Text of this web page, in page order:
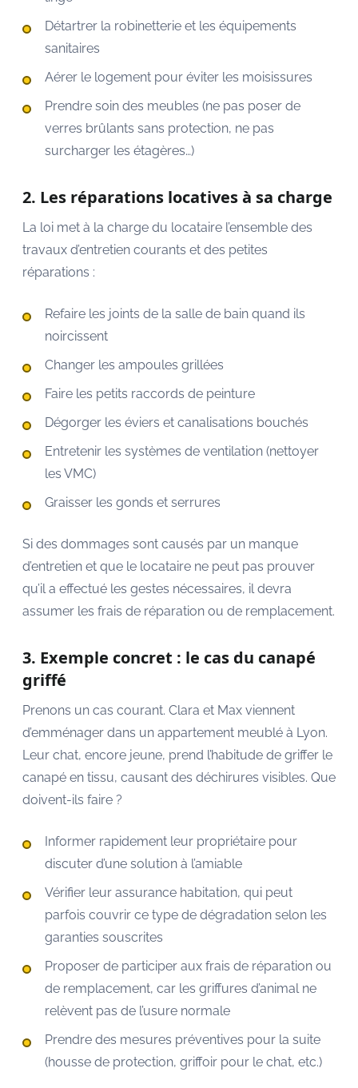
Détartrer la robinetterie et les équipements
sanitaires
Aérer le logement pour éviter les moisissures
Prendre soin des meubles (ne pas poser de
verres brûlants sans protection, ne pas
surcharger les étagères…)
2. Les réparations locatives à sa charge
La loi met à la charge du locataire l’ensemble des
travaux d’entretien courants et des petites
réparations :
Refaire les joints de la salle de bain quand ils
noircissent
Changer les ampoules grillées
Faire les petits raccords de peinture
Dégorger les éviers et canalisations bouchés
Entretenir les systèmes de ventilation (nettoyer
les VMC)
Graisser les gonds et serrures
Si des dommages sont causés par un manque
d’entretien et que le locataire ne peut pas prouver
qu’il a effectué les gestes nécessaires, il devra
assumer les frais de réparation ou de remplacement.
3. Exemple concret : le cas du canapé
griffé
Prenons un cas courant. Clara et Max viennent
d’emménager dans un appartement meublé à Lyon.
Leur chat, encore jeune, prend l’habitude de griffer le
canapé en tissu, causant des déchirures visibles. Que
doivent-ils faire ?
Informer rapidement leur propriétaire pour
discuter d’une solution à l’amiable
Vérifier leur assurance habitation, qui peut
parfois couvrir ce type de dégradation selon les
garanties souscrites
Proposer de participer aux frais de réparation ou
de remplacement, car les griffures d’animal ne
relèvent pas de l’usure normale
Prendre des mesures préventives pour la suite
(housse de protection, griffoir pour le chat, etc.)